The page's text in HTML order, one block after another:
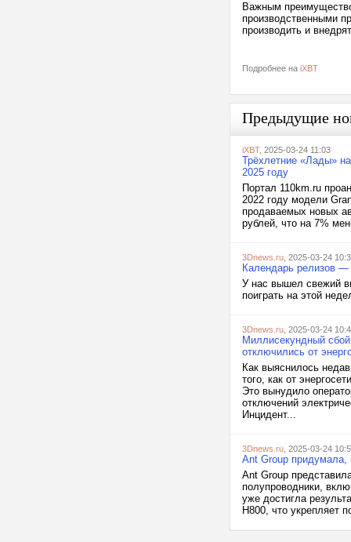
Важным
производственными
производить и
Подробнее на iXBT
Предыдущие
iXBT, 2025-03-24 11:03
Трёхлетние «Лады»
2025 году
Портал 110km.ru
2022 году модели
продаваемых новых
рублей, что на 7%
3Dnews.ru , 2025-03-24
Календарь релизов
У нас вышел свежий
поиграть на этой
3Dnews.ru , 2025-03-24
Миллисекундный
отключились от
Как выяснилось
того, как от
Это вынудило
отключений
Инцидент...
3Dnews.ru , 2025-03-24
Ant Group придумала,
Ant Group
полупроводники,
уже достигла
H800, что укрепляет